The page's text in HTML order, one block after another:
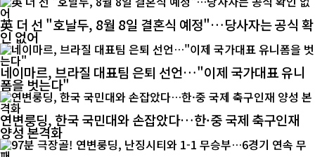
英 더 선 "호날두, 8월 8일 결혼식 예정"…당사자는 공식 확
인 없어
네이마르, 브라질 대표팀 은퇴 선언…"이제 국가대표 유니
폼을 벗는다"
연변룽딩, 한국 국민대와 손잡았다…한·중 국제 축구인재
양성 본격화